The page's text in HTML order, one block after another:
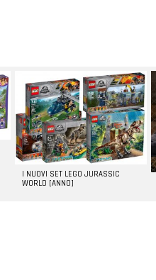
I NUOVI SET LEGO JURASSIC
WORLD [ANNO]